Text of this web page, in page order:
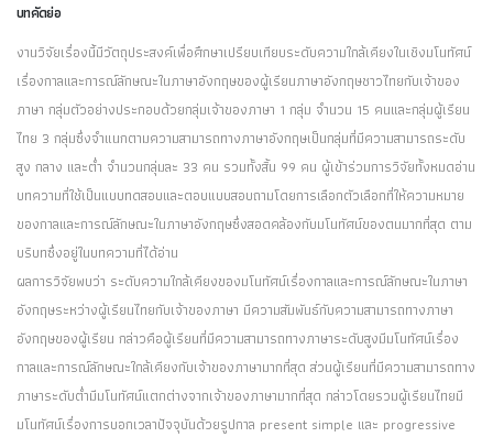
บทคัดย่อ
งานวิจัยเรื่องนี้มีวัตถุประสงค์เพื่อศึกษาเปรียบเทียบระดับความใกล้เคียงในเชิงมโนทัศน์
เรื่องกาลและการณ์ลักษณะในภาษาอังกฤษของผู้เรียนภาษาอังกฤษชาวไทยกับเจ้าของ
ภาษา กลุ่มตัวอย่างประกอบด้วยกลุ่มเจ้าของภาษา 1 กลุ่ม จำนวน 15 คนและกลุ่มผู้เรียน
ไทย 3 กลุ่มซึ่งจำแนกตามความสามารถทางภาษาอังกฤษเป็นกลุ่มที่มีความสามารถระดับ
สูง กลาง และต่ำ จำนวนกลุ่มละ 33 คน รวมทั้งสิ้น 99 คน ผู้เข้าร่วมการวิจัยทั้งหมดอ่าน
บทความที่ใช้เป็นแบบทดสอบและตอบแบบสอบถามโดยการเลือกตัวเลือกที่ให้ความหมาย
ของกาลและการณ์ลักษณะในภาษาอังกฤษซึ่งสอดคล้องกับมโนทัศน์ของตนมากที่สุด ตาม
บริบทซึ่งอยู่ในบทความที่ได้อ่าน
ผลการวิจัยพบว่า ระดับความใกล้เคียงของมโนทัศน์เรื่องกาลและการณ์ลักษณะในภาษา
อังกฤษระหว่างผู้เรียนไทยกับเจ้าของภาษา มีความสัมพันธ์กับความสามารถทางภาษา
อังกฤษของผู้เรียน กล่าวคือผู้เรียนที่มีความสามารถทางภาษาระดับสูงมีมโนทัศน์เรื่อง
กาลและการณ์ลักษณะใกล้เคียงกับเจ้าของภาษามากที่สุด ส่วนผู้เรียนที่มีความสามารถทาง
ภาษาระดับต่ำมีมโนทัศน์แตกต่างจากเจ้าของภาษามากที่สุด กล่าวโดยรวมผู้เรียนไทยมี
มโนทัศน์เรื่องการบอกเวลาปัจจุบันด้วยรูปกาล present simple และ progressive